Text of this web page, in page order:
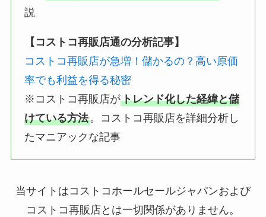
説
【コストコ再販店通の分析記事】
コストコ再販店が急増！儲かるの？高い原価
率でも利益を得る秘密
※コストコ再販店がトレンド化した経緯と儲
けている方法。コストコ再販店を詳細分析し
たマニアックな記事
当サイトはコストコホールセールジャパンおよび
コストコ再販店とは一切関係がありません。